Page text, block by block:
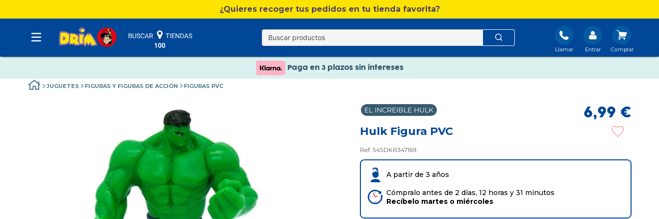
¿Quieres recoger tus pedidos en tu tienda favorita?
Llamar Entrar
Nuevo catálogo Verano
Envío gratis. A partir de 60€(excepto Baleares)
Nuevo catálogo Verano
JUGUETES FIGURAS Y FIGURAS DE ACCIÓN FIGURAS PVC
EL INCREIBLE HULK 6,99 €
Hulk Figura PVC
Ref. 545DKR347169
A partir de 3 años
Cómpralo antes de 2 días, 12 horas y 31 minutos
Recíbelo martes o miércoles